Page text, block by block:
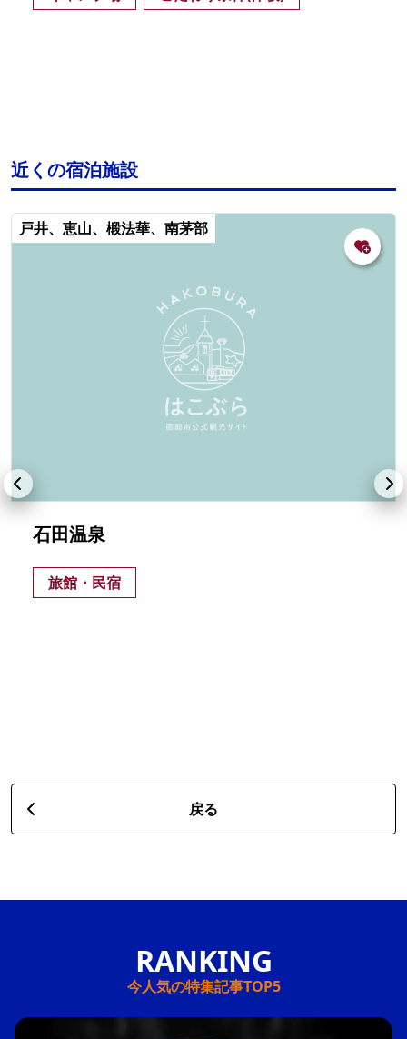
近くの宿泊施設
戸井、恵山、椴法華、南茅部
石田温泉
旅館・民宿
戻る
今人気の特集記事TOP5